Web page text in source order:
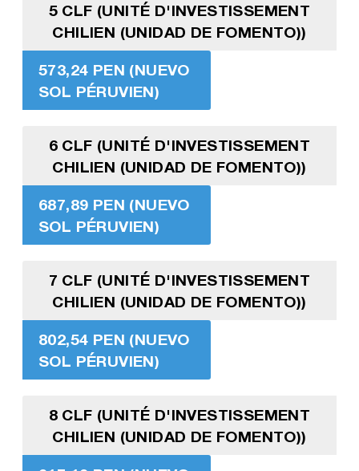
5 CLF (UNITÉ D'INVESTISSEMENT
CHILIEN (UNIDAD DE FOMENTO))
573,24 PEN (NUEVO
SOL PÉRUVIEN)
6 CLF (UNITÉ D'INVESTISSEMENT
CHILIEN (UNIDAD DE FOMENTO))
687,89 PEN (NUEVO
SOL PÉRUVIEN)
7 CLF (UNITÉ D'INVESTISSEMENT
CHILIEN (UNIDAD DE FOMENTO))
802,54 PEN (NUEVO
SOL PÉRUVIEN)
8 CLF (UNITÉ D'INVESTISSEMENT
CHILIEN (UNIDAD DE FOMENTO))